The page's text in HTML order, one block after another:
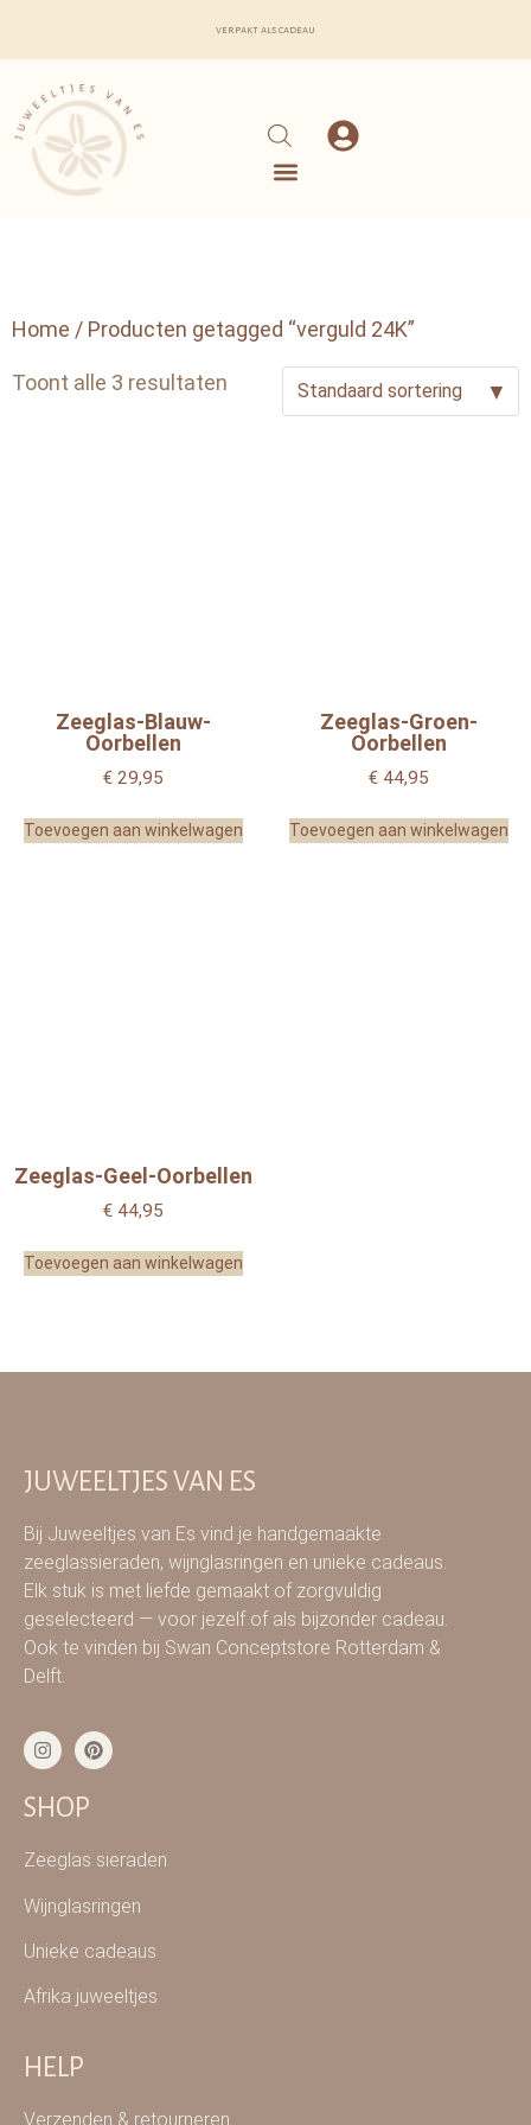
verpakt als cadeau
Home / Producten getagged “verguld 24K”
Toont alle 3 resultaten
Zeeglas-Blauw-
Oorbellen
€29,95
Toevoegen aan winkelwagen
Zeeglas-Groen-
Oorbellen
€44,95
Toevoegen aan winkelwagen
Zeeglas-Geel-Oorbellen
€44,95
Toevoegen aan winkelwagen
JUWEELTJES VAN ES
Bij Juweeltjes van Es vind je handgemaakte
zeeglassieraden, wijnglasringen en unieke cadeaus.
Elk stuk is met liefde gemaakt of zorgvuldig
geselecteerd — voor jezelf of als bijzonder cadeau.
Ook te vinden bij Swan Conceptstore Rotterdam &
Delft.
SHOP
Zeeglas sieraden
Wijnglasringen
Unieke cadeaus
Afrika juweeltjes
HELP
Verzenden & retourneren